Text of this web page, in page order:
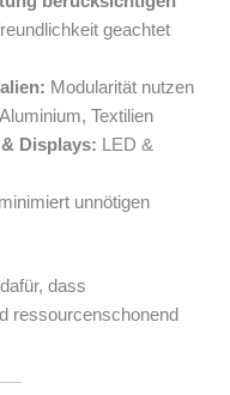
geachtet
Modularität nutzen
Textilien
Displays: LED &
unnötigen
dass
ressourcenschonend